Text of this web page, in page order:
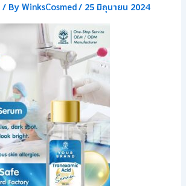
/ ByWinksCosmed/ 25 มิถุนายน 2024